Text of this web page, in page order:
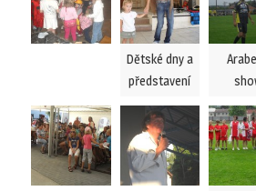
Dětské dny a
představení